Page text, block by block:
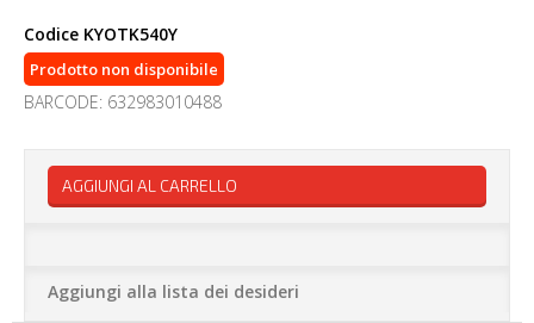
Codice KYOTK540Y
Prodotto non disponibile
BARCODE: 632983010488
AGGIUNGI AL CARRELLO
Aggiungi alla lista dei desideri